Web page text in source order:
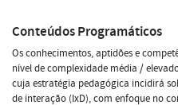
Conteúdos Programáticos
Os conhecimentos, aptidões e
nível de complexidade média /
cuja estratégia pedagógica incidirá
de interação (IxD), com enfoque no